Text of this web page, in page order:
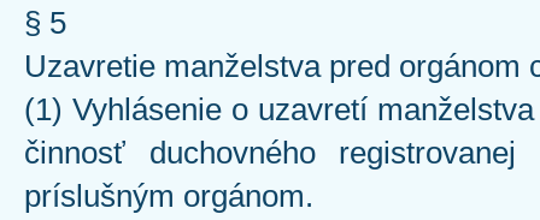
§ 5
Uzavretie manželstva pred orgánom
(1) Vyhlásenie o uzavretí
činnosť duchovného
príslušným orgánom.